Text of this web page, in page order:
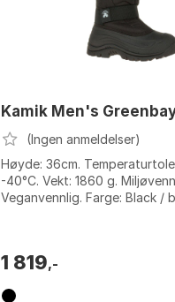
Kamik Men's
(Ingen anmeldelser)
Høyde: 36cm.
-40°C. Vekt: 1860 g.
Veganvennlig. Farge: Black /
1 819,-